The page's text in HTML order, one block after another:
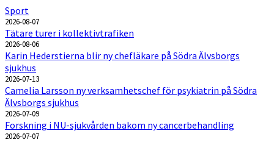
Sport
2026-08-07
Tätare turer i kollektivtrafiken
2026-08-06
Karin Hederstierna blir ny chefläkare på Södra Älvsborgs
sjukhus
2026-07-13
Camelia Larsson ny verksamhetschef för psykiatrin på Södra
Älvsborgs sjukhus
2026-07-09
Forskning i NU-sjukvården bakom ny cancerbehandling
2026-07-07